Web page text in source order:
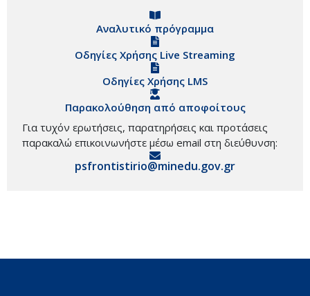
Αναλυτικό πρόγραμμα
Οδηγίες Χρήσης Live Streaming
Οδηγίες Χρήσης LMS
Παρακολούθηση από αποφοίτους
Για τυχόν ερωτήσεις, παρατηρήσεις και προτάσεις
παρακαλώ επικοινωνήστε μέσω email στη διεύθυνση:
psfrontistirio@minedu.gov.gr